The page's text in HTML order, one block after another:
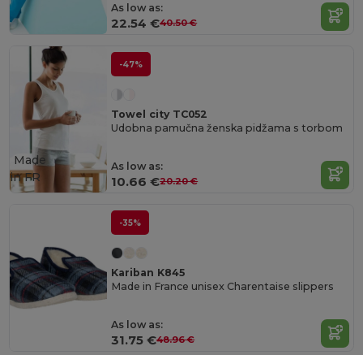
As low as:
22.54 €40.50 €
-47%
Towel city TC052
Udobna pamučna ženska pidžama s torbom
As low as:
10.66 €20.20 €
Made
in FR
-35%
Kariban K845
Made in France unisex Charentaise slippers
As low as:
31.75 €48.96 €